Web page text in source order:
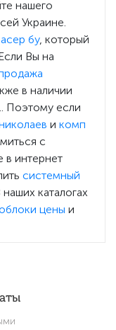
нашего
Украине.
бу, который
Вы на
в наличии
Поэтому если
и комп
с
в интернет
системный
наших каталогах
цены и